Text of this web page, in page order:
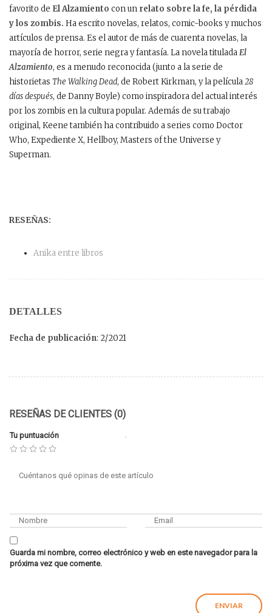
favorito de El Alzamiento con un relato sobre la fe, la pérdida
y los zombis. Ha escrito novelas, relatos, comic-books y muchos
artículos de prensa. Es el autor de más de cuarenta novelas, la
mayoría de horror, serie negra y fantasía. La novela tituladaEl
Alzamiento, es a menudo reconocida (junto a la serie de
historietas The Walking Dead, de Robert Kirkman, y la película28
días después, de Danny Boyle) como inspiradora del actual interés
por los zombis en la cultura popular. Además de su trabajo
original, Keene también ha contribuido a series como Doctor
Who, Expediente X, Hellboy, Masters of the Universe y
Superman.
RESEÑAS:
Anika entre libros
DETALLES
Fecha de publicación: 2/2021
RESEÑAS DE CLIENTES (0)
Tu puntuación
Guarda mi nombre, correo electrónico y web en este navegador para la
próxima vez que comente.